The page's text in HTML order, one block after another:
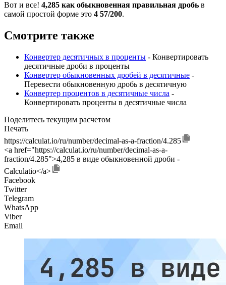
Вот и все! 4,285 как обыкновенная правильная дробь в
самой простой форме это 4 57/200.
Смотрите также
Конвертер десятичных в проценты - Конвертировать
десятичные дроби в проценты
Конвертер обыкновенных дробей в десятичные -
Перевести обыкновенную дробь в десятичную
Конвертер процентов в десятичные числа -
Конвертировать проценты в десятичные числа
Поделитесь текущим расчетом
Печать
https://calculat.io/ru/number/decimal-as-a-fraction/4.285
<a href="https://calculat.io/ru/number/decimal-as-a-
fraction/4.285">4,285 в виде обыкновенной дроби -
Calculatio</a>
Facebook
Twitter
Telegram
WhatsApp
Viber
Email